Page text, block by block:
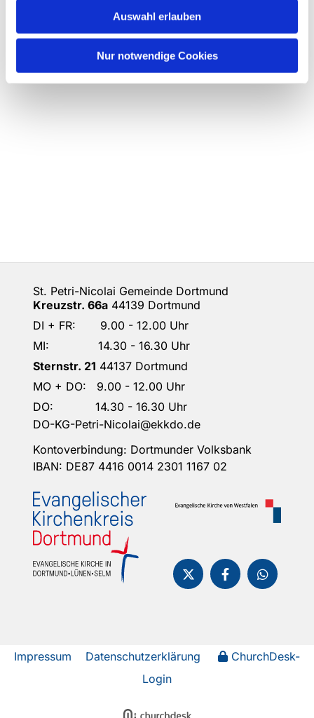
Auswahl erlauben
Nur notwendige Cookies
St. Petri-Nicolai Gemeinde Dortmund
Kreuzstr. 66a 44139 Dortmund
DI + FR: 9.00 - 12.00 Uhr
MI: 14.30 - 16.30 Uhr
Sternstr. 21 44137 Dortmund
MO + DO: 9.00 - 12.00 Uhr
DO: 14.30 - 16.30 Uhr
DO-KG-Petri-Nicolai@ekkdo.de
Kontoverbindung: Dortmunder Volksbank
IBAN: DE87 4416 0014 2301 1167 02
Impressum Datenschutzerklärung
ChurchDesk-
Login